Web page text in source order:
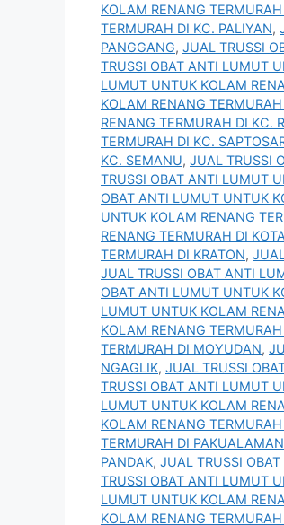
KOLAM RENANG
TERMURAH DI KC. PALIYAN,
PANGGANG, JUAL TRUSSI
TRUSSI OBAT ANTI LUMUT
LUMUT UNTUK KOLAM
KOLAM RENANG
RENANG TERMURAH DI KC.
TERMURAH DI KC.
KC. SEMANU, JUAL TRUSSI
TRUSSI OBAT ANTI LUMUT
OBAT ANTI LUMUT UNTUK
UNTUK KOLAM RENANG
RENANG TERMURAH DI
TERMURAH DI KRATON,
JUAL TRUSSI OBAT ANTI
OBAT ANTI LUMUT UNTUK
LUMUT UNTUK KOLAM
KOLAM RENANG
TERMURAH DI MOYUDAN,
NGAGLIK, JUAL TRUSSI
TRUSSI OBAT ANTI LUMUT
LUMUT UNTUK KOLAM
KOLAM RENANG
TERMURAH DI PAKUALAMAN
PANDAK, JUAL TRUSSI
TRUSSI OBAT ANTI LUMUT
LUMUT UNTUK KOLAM
KOLAM RENANG